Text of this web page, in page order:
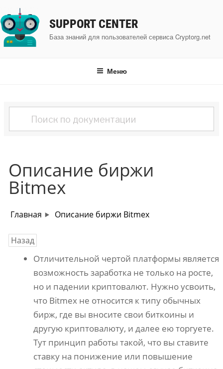
к
содержимому
SUPPORT CENTER
База знаний для пользователей сервиса Cryptorg.net
Меню
Описание биржи
Bitmex
Главная Описание биржи Bitmex
Назад
Отличительной чертой платформы является
возможность заработка не только на росте,
но и падении криптовалют. Нужно усвоить,
что Bitmex не относится к типу обычных
бирж, где вы вносите свои биткоины и
другую криптовалюту, и далее ею торгуете.
Тут принцип работы такой, что вы ставите
ставку на понижение или повышение